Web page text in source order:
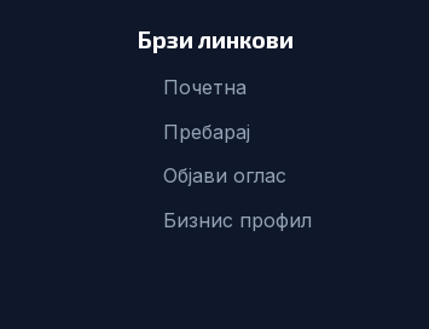
Брзи линкови
Почетна
Пребарај
Објави оглас
Бизнис профил